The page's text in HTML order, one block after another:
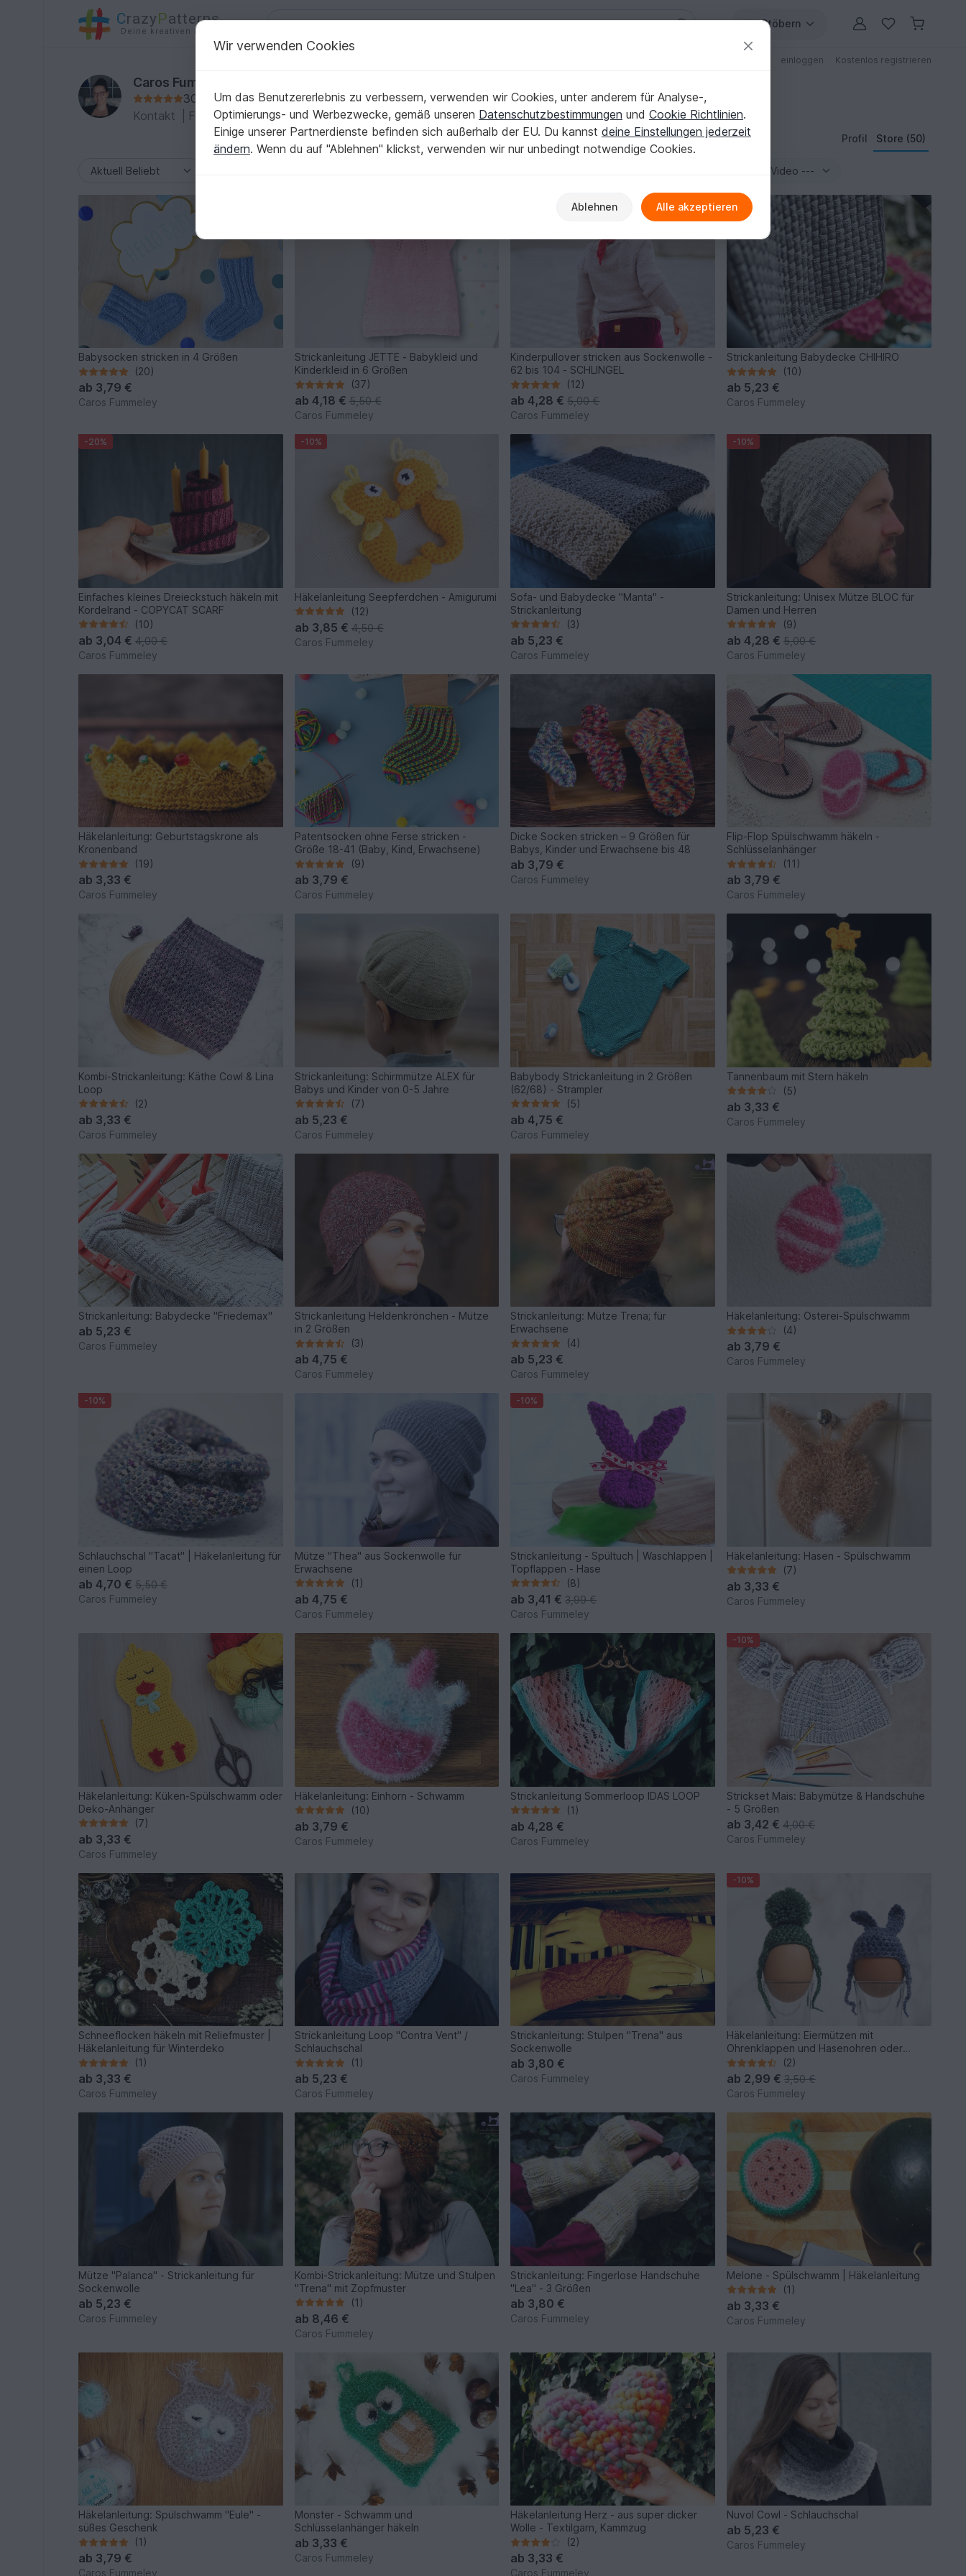
CrazyPatterns
Deine kreativen Ideen
Stöbern
einloggen Kostenlos registrieren
Caros Fummeley
308 Bewertungen
Kontakt
Folgen | Zum Profil Verifiziert Top Autor 9.848
Profil Store (50)
Babysocken stricken in 4 Größen
(20)
ab 3,79 €
Caros Fummeley
Strickanleitung JETTE - Babykleid und
Kinderkleid in 6 Größen
(37)
ab 4,18 € 5,50 €
Caros Fummeley
Kinderpullover stricken aus Sockenwolle -
62 bis 104 - SCHLINGEL
(12)
ab4,28 € 5,00 €
Caros Fummeley
Strickanleitung Babydecke CHIHIRO
(10)
ab 5,23 €
Caros Fummeley
-20%
Einfaches kleines Dreieckstuch häkeln mit
Kordelrand - COPYCAT SCARF
(10)
ab 3,04 €4,00 €
Caros Fummeley
-10%
Häkelanleitung Seepferdchen - Amigurumi
(12)
ab 3,85 € 4,50 €
Caros Fummeley
Sofa- und Babydecke "Manta" -
Strickanleitung
(3)
ab 5,23 €
Caros Fummeley
-10%
Strickanleitung: Unisex Mütze BLOC für
Damen und Herren
(9)
ab4,28 €5,00 €
Caros Fummeley
Häkelanleitung: Geburtstagskrone als
Kronenband
(19)
ab 3,33 €
Caros Fummeley
Patentsocken ohne Ferse stricken -
Größe 18-41 (Baby, Kind, Erwachsene)
(9)
ab 3,79 €
Caros Fummeley
Dicke Socken stricken – 9 Größen für
Babys, Kinder und Erwachsene bis 48
ab 3,79 €
Caros Fummeley
Flip-Flop Spülschwamm häkeln -
Schlüsselanhänger
(11)
ab 3,79 €
Caros Fummeley
Kombi-Strickanleitung: Käthe Cowl & Lina
Loop
(2)
ab 3,33 €
Caros Fummeley
Strickanleitung: Schirmmütze ALEX für
Babys und Kinder von 0-5 Jahre
(7)
ab 5,23 €
Caros Fummeley
Babybody Strickanleitung in 2 Größen
(62/68) - Strampler
(5)
ab4,75 €
Caros Fummeley
Tannenbaum mit Stern häkeln
(5)
ab 3,33 €
Caros Fummeley
Strickanleitung: Babydecke "Friedemax"
ab 5,23 €
Caros Fummeley
Strickanleitung Heldenkrönchen - Mütze
in 2 Größen
(3)
ab 4,75 €
Caros Fummeley
Strickanleitung: Mütze Trena; für
Erwachsene
(4)
ab 5,23 €
Caros Fummeley
Häkelanleitung: Osterei-Spülschwamm
(4)
ab 3,79 €
Caros Fummeley
-10%
Schlauchschal "Tacat" | Häkelanleitung für
einen Loop
ab4,70 €5,50 €
Caros Fummeley
Mütze "Thea" aus Sockenwolle für
Erwachsene
(1)
ab 4,75 €
Caros Fummeley
-10%
Strickanleitung - Spültuch | Waschlappen |
Topflappen - Hase
(8)
ab 3,41 € 3,99 €
Caros Fummeley
Häkelanleitung: Hasen - Spülschwamm
(7)
ab 3,33 €
Caros Fummeley
Häkelanleitung: Küken-Spülschwamm oder
Deko-Anhänger
(7)
ab 3,33 €
Caros Fummeley
Häkelanleitung: Einhorn - Schwamm
(10)
ab 3,79 €
Caros Fummeley
Strickanleitung Sommerloop IDAS LOOP
(1)
ab4,28 €
Caros Fummeley
-10%
Strickset Mais: Babymütze & Handschuhe
- 5 Größen
ab 3,42 €4,00 €
Caros Fummeley
Schneeflocken häkeln mit Reliefmuster |
Häkelanleitung für Winterdeko
(1)
ab 3,33 €
Caros Fummeley
Strickanleitung Loop "Contra Vent" /
Schlauchschal
(1)
ab 5,23 €
Caros Fummeley
Strickanleitung: Stulpen "Trena" aus
Sockenwolle
ab 3,80 €
Caros Fummeley
-10%
Häkelanleitung: Eiermützen mit
Ohrenklappen und Hasenohren oder
Bommel
(2)
ab 2,99 €3,50 €
Caros Fummeley
Mütze "Palanca" - Strickanleitung für
Sockenwolle
ab 5,23 €
Caros Fummeley
Kombi-Strickanleitung: Mütze und Stulpen
"Trena" mit Zopfmuster
(1)
ab 8,46 €
Caros Fummeley
Strickanleitung: Fingerlose Handschuhe
"Lea" - 3 Größen
ab 3,80 €
Caros Fummeley
Melone - Spülschwamm | Häkelanleitung
(1)
ab 3,33 €
Caros Fummeley
Häkelanleitung: Spülschwamm "Eule" -
süßes Geschenk
(1)
ab 3,79 €
Caros Fummeley
Monster - Schwamm und
Schlüsselanhänger häkeln
ab 3,33 €
Caros Fummeley
Häkelanleitung Herz - aus super dicker
Wolle - Textilgarn, Kammzug
(2)
ab 3,33 €
Caros Fummeley
Nuvol Cowl - Schlauchschal
ab 5,23 €
Caros Fummeley
Wir verwenden Cookies
Um das Benutzererlebnis zu verbessern, verwenden wir Cookies, unter anderem für Analyse-,
Optimierungs- und Werbezwecke, gemäß unseren Datenschutzbestimmungen und Cookie Richtlinien.
Einige unserer Partnerdienste befinden sich außerhalb der EU. Du kannst deine Einstellungen jederzeit
ändern. Wenn du auf "Ablehnen" klickst, verwenden wir nur unbedingt notwendige Cookies.
Ablehnen Alle akzeptieren